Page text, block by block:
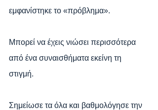
εμφανίστηκε το «πρόβλημα».
Μπορεί να έχεις νιώσει περισσότερα
από ένα συναισθήματα εκείνη τη
στιγμή.
Σημείωσε τα όλα και βαθμολόγησε την